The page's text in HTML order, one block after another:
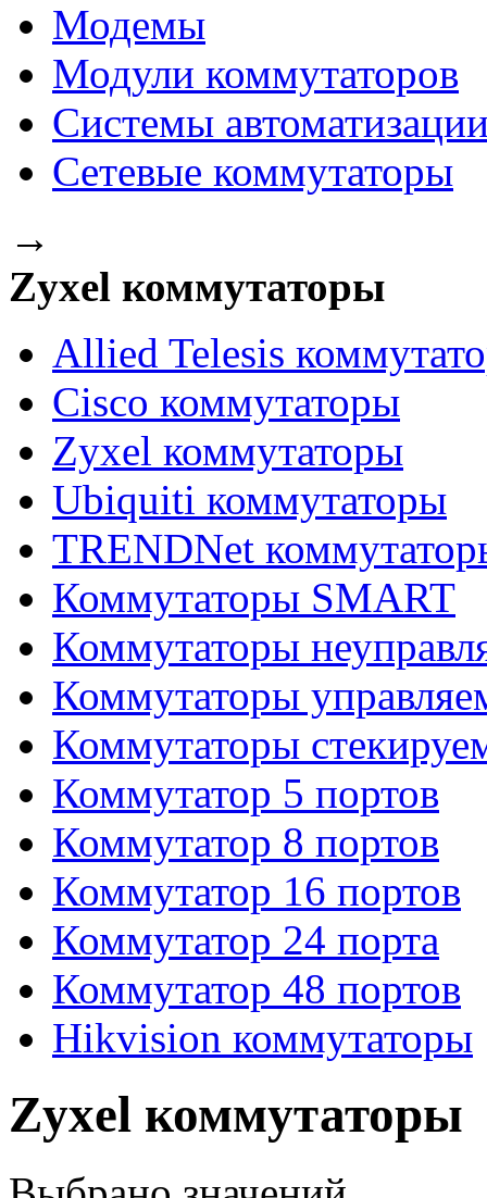
Модемы
Модули коммутаторов
Системы
Сетевые коммутаторы
→
Zyxel коммутаторы
Allied Telesis
Cisco коммутаторы
Zyxel коммутаторы
Ubiquiti коммутаторы
TRENDNet
Коммутаторы SMART
Коммутаторы
Коммутаторы
Коммутаторы
Коммутатор 5 портов
Коммутатор 8 портов
Коммутатор 16 портов
Коммутатор 24 порта
Коммутатор 48 портов
Hikvision коммутаторы
Zyxel коммутаторы